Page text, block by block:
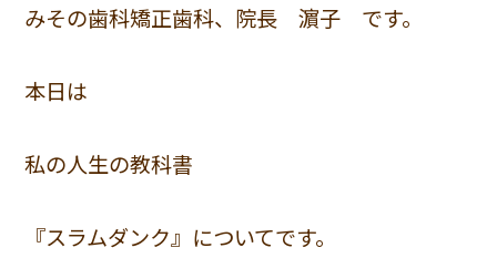
みその歯科矯正歯科、院長 濵子 です。
本日は
私の人生の教科書
『スラムダンク』についてです。